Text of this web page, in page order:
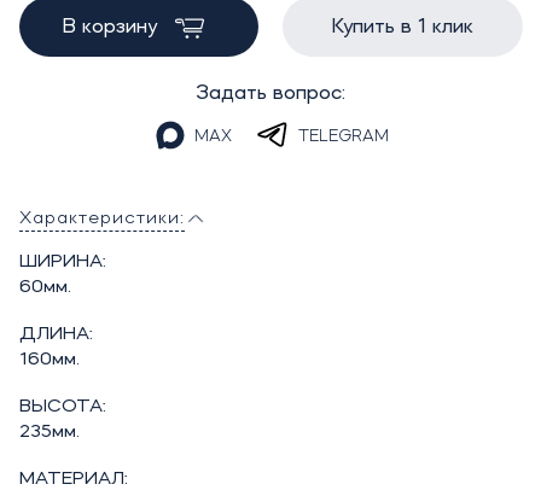
В корзину Купить в 1 клик
Задать вопрос:
MAX TELEGRAM
Характеристики:
ШИРИНА:
60мм.
ДЛИНА:
160мм.
ВЫСОТА:
235мм.
МАТЕРИАЛ: